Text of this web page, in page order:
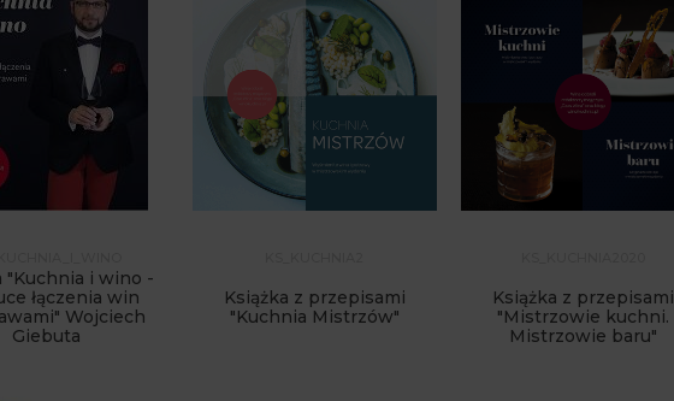
"Kuchnia i wino -
łączenia win
Wojciech
Giebuta
Książka z przepisami
"Kuchnia Mistrzów"
Książka z przepisami
"Mistrzowie kuchni.
Mistrzowie baru"